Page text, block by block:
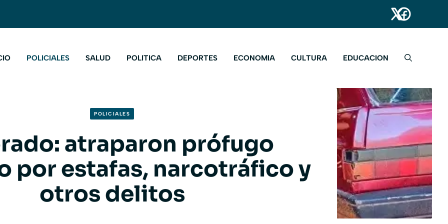
POLICIALES SALUD POLITICA DEPORTES ECONOMIA CULTURA EDUCACION
POLICIALES
atraparon prófugo
por estafas, narcotráfico y
otros delitos